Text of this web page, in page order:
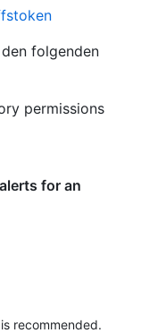
folgenden
permissions
for an
is recommended.